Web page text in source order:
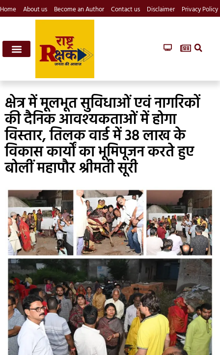
Home About us Become an Author Contact us Disclaimer Privacy Policy
क्षेत्र में मूलभूत सुविधाओं एवं नागरिकों
की दैनिक आवश्यकताओं में होगा
विस्तार, तिलक वार्ड में 38 लाख के
विकास कार्यों का भूमिपूजन करते हुए
बोलीं महापौर श्रीमती सूरी